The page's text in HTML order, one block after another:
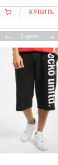
КУПИТЬ
←2 цвета→